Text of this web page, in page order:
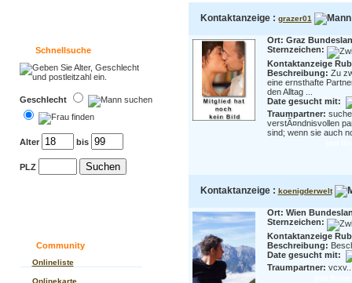
Schnellsuche
Geschlecht
Alter bis
PLZ
Community
Onlineliste
Onlinekarte
Kontaktanzeige : grazer01
Ort: Graz
Sternzeichen:
Kontaktanzeige
Beschreibung: Zu
eine ernsthafte
den Alltag ...
Date gesucht mit:
Traumpartner:
verstÃ¤ndnisvollen
sind; wenn sie auch
Kontaktanzeige : koenigderwelt
Ort: Wien
Sternzeichen:
Kontaktanzeige
Beschreibung:
Date gesucht mit:
Traumpartner: